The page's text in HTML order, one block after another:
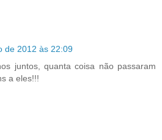
de 2012 às 22:09
juntos, quanta coisa não passaram
a eles!!!